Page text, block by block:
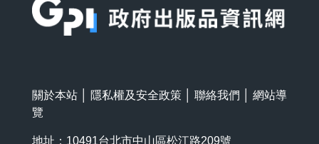
關於本站 隱私權及安全政策 聯絡我們
網站導
覽
地址：10491台北市中山區松江路209號